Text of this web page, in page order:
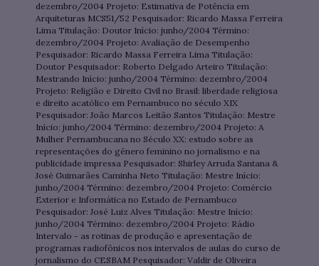
dezembro/2004 Projeto: Estimativa de Potência em
Arquiteturas MCS51/52 Pesquisador: Ricardo Massa Ferreira
Lima Titulação: Doutor Início: junho/2004 Término:
dezembro/2004 Projeto: Avaliação de Desempenho
Pesquisador: Ricardo Massa Ferreira Lima Titulação:
Doutor Pesquisador: Roberto Delgado Arteiro Titulação:
Mestrando Início: junho/2004 Término: dezembro/2004
Projeto: Religião e Direito Civil no Brasil: liberdade religiosa
e direito acatólico em Pernambuco no século XIX
Pesquisador: João Marcos Leitão Santos Titulação: Mestre
Início: junho/2004 Término: dezembro/2004 Projeto: A
Mulher Pernambucana no Século XX: estudo sobre as
representações do gênero feminino no jornalismo e na
publicidade impressa Pesquisador: Shirley Arruda Santana &
José Guimarães Caminha Neto Titulação: Mestre Início:
junho/2004 Término: dezembro/2004 Projeto: Comércio
Exterior e Informática no Estado de Pernambuco
Pesquisador: José Luiz Alves Titulação: Mestre Início:
junho/2004 Término: dezembro/2004 Projeto: Rádio
Intervalo - as rotinas de produção e apresentação de
programas radiofônicos nos intervalos de aulas do curso de
jornalismo do CESBAM Pesquisador: Valdir de Oliveira